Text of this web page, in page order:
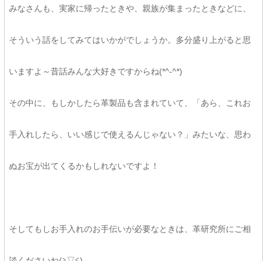
みなさんも、実家に帰ったときや、親族が集まったときなどに、
そういう話をしてみてはいかがでしょうか。多分盛り上がると思
いますよ～昔話みんな大好きですからね(*^-^*)
その中に、もしかしたら革製品も含まれていて、「あら、これお
手入れしたら、いい感じで使えるんじゃない？」みたいな、思わ
ぬお宝が出てくるかもしれないですよ！
そしてもしお手入れのお手伝いが必要なときは、革研究所にご相